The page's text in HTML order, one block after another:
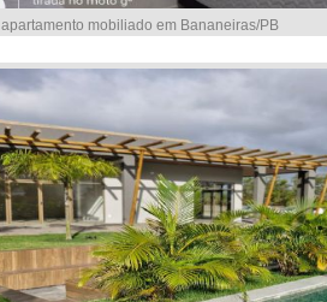
mobiliado em Bananeiras/PB